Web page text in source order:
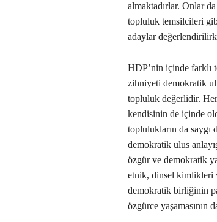
almaktadırlar. Onlar
topluluk temsilcileri
adaylar
HDP’nin içinde farklı
zihniyeti demokratik
topluluk değerlidir.
kendisinin de içinde
toplulukların da saygı
demokratik ulus
özgür ve demokratik
etnik, dinsel kimlikleri
demokratik birliğinin
özgürce yaşamasının